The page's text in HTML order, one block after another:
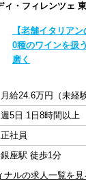
ィ・フィレンツェ
【老舗イタリア
0種のワインを扱
磨く
週5日 1日8時間以上
正社員
銀座駅 徒歩1分
ナルの求人一覧を見